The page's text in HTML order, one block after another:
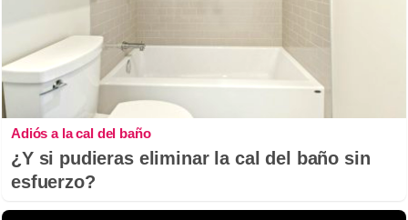
Adiós a la cal del baño
¿Y si pudieras eliminar la cal del baño sin
esfuerzo?